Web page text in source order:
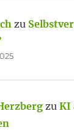
zu
zuKI